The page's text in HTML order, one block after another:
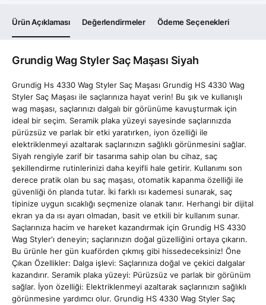
Ürün Açıklaması Değerlendirmeler Ödeme Seçenekleri
Grundig Wag Styler Saç Maşası Siyah
Grundig Hs 4330 Wag Styler Saç Maşası Grundig HS 4330 Wag
Styler Saç Maşası ile saçlarınıza hayat verin! Bu şık ve kullanışlı
wag maşası, saçlarınızı dalgalı bir görünüme kavuşturmak için
ideal bir seçim. Seramik plaka yüzeyi sayesinde saçlarınızda
pürüzsüz ve parlak bir etki yaratırken, iyon özelliği ile
elektriklenmeyi azaltarak saçlarınızın sağlıklı görünmesini sağlar.
Siyah rengiyle zarif bir tasarıma sahip olan bu cihaz, saç
şekillendirme rutinlerinizi daha keyifli hale getirir. Kullanımı son
derece pratik olan bu saç maşası, otomatik kapanma özelliği ile
güvenliği ön planda tutar. İki farklı ısı kademesi sunarak, saç
tipinize uygun sıcaklığı seçmenize olanak tanır. Herhangi bir dijital
ekran ya da ısı ayarı olmadan, basit ve etkili bir kullanım sunar.
Saçlarınıza hacim ve hareket kazandırmak için Grundig HS 4330
Wag Styler'ı deneyin; saçlarınızın doğal güzelliğini ortaya çıkarın.
Bu ürünle her gün kuaförden çıkmış gibi hissedeceksiniz! Öne
Çıkan Özellikler: Dalga işlevi: Saçlarınıza doğal ve çekici dalgalar
kazandırır. Seramik plaka yüzeyi: Pürüzsüz ve parlak bir görünüm
sağlar. İyon özelliği: Elektriklenmeyi azaltarak saçlarınızın sağlıklı
görünmesine yardımcı olur. Grundig HS 4330 Wag Styler Saç